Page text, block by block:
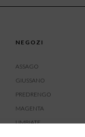
NEGOZI
ASSAGO
GIUSSANO
PREDRENGO
MAGENTA
LIMBIATE